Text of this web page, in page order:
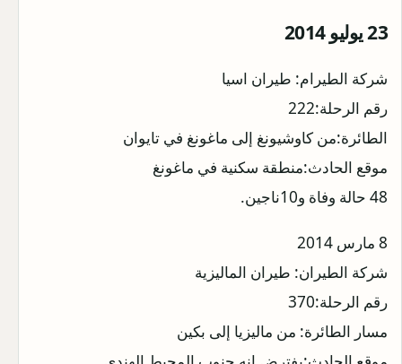
23 يوليو 2014
شركة الطيرام: طيران اسيا
رقم الرحلة:222
الطائرة:من كاوشيونغ إلى ماغونغ في تايوان
موقع الحادث:منطقة سكنية في ماغونغ
48 حالة وفاة و10ناجين.
8 مارس 2014
شركة الطيران: طيران الماليزية
رقم الرحلة:370
مسار الطائرة: من ماليزيا إلى بكين